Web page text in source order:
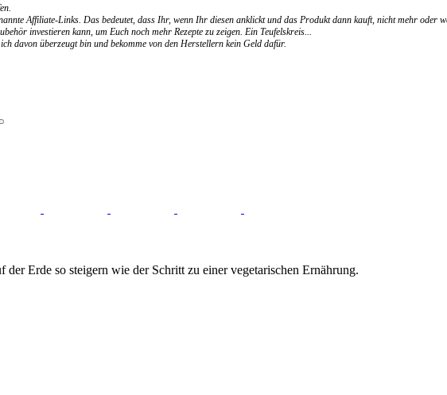
Affiliate-Links. Das bedeutet, dass Ihr, wenn Ihr diesen anklickt und das Produkt dann kauft, nicht mehr
investieren kann, um Euch noch mehr Rezepte zu zeigen. Ein Teufelskreis...
davon überzeugt bin und bekomme von den Herstellern kein Geld dafür.
Erde so steigern wie der Schritt zu einer vegetarischen Ernährung.